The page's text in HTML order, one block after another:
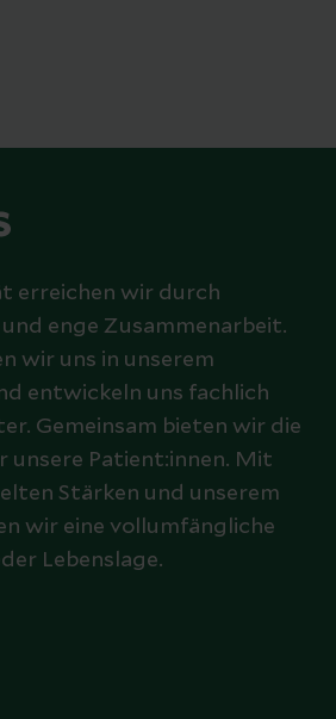
erreichen wir durch
enge Zusammenarbeit.
wir uns in unserem
entwickeln uns fachlich
Gemeinsam bieten wir die
unsere Patient:innen. Mit
Stärken und unserem
wir eine vollumfängliche
Lebenslage.